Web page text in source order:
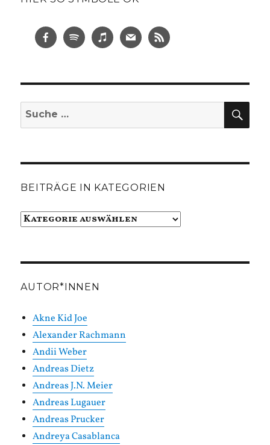
Suche
nach:
BEITRÄGE IN KATEGORIEN
Beiträge
AUTOR*INNEN
Akne Kid Joe
Alexander Rachmann
Andii Weber
Andreas Dietz
Andreas J.N. Meier
Andreas Lugauer
Andreas Prucker
Andreya Casablanca